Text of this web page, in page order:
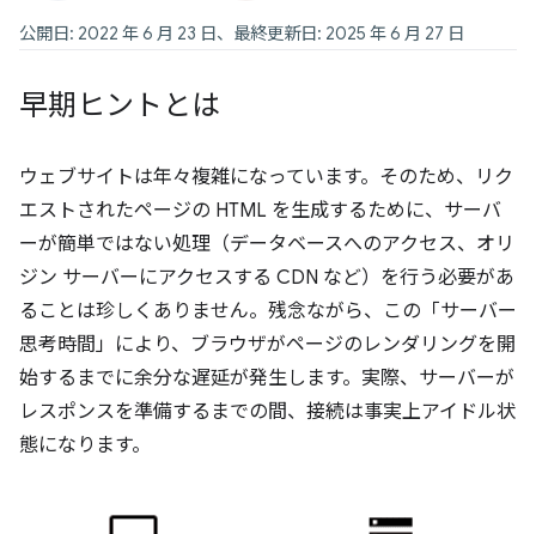
公開日: 2022 年 6 月 23 日、最終更新日: 2025 年 6 月 27 日
早期ヒントとは
ウェブサイトは年々複雑になっています。そのため、リク
エストされたページの HTML を生成するために、サーバ
ーが簡単ではない処理（データベースへのアクセス、オリ
ジン サーバーにアクセスする CDN など）を行う必要があ
ることは珍しくありません。残念ながら、この「サーバー
思考時間」により、ブラウザがページのレンダリングを開
始するまでに余分な遅延が発生します。実際、サーバーが
レスポンスを準備するまでの間、接続は事実上アイドル状
態になります。